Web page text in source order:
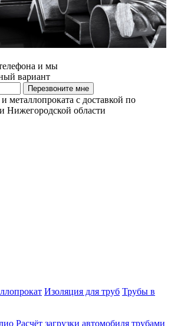
и мы
вариант
Перезвоните мне
с доставкой по
области
Изоляция для труб Трубы в
Расчёт загрузки автомобиля трубами